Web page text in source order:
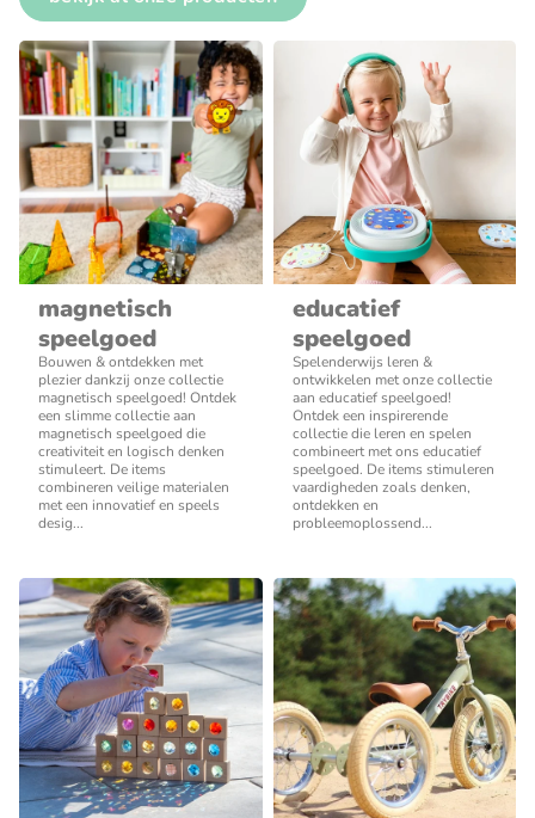
magnetisch
speelgoed
Bouwen & ontdekken met
plezier dankzij onze collectie
magnetisch speelgoed! Ontdek
een slimme collectie aan
magnetisch speelgoed die
creativiteit en logisch denken
stimuleert. De items
combineren veilige materialen
met een innovatief en speels
desig...
educatief
speelgoed
Spelenderwijs leren &
ontwikkelen met onze collectie
aan educatief speelgoed!
Ontdek een inspirerende
collectie die leren en spelen
combineert met ons educatief
speelgoed. De items stimuleren
vaardigheden zoals denken,
ontdekken en
probleemoplossend...